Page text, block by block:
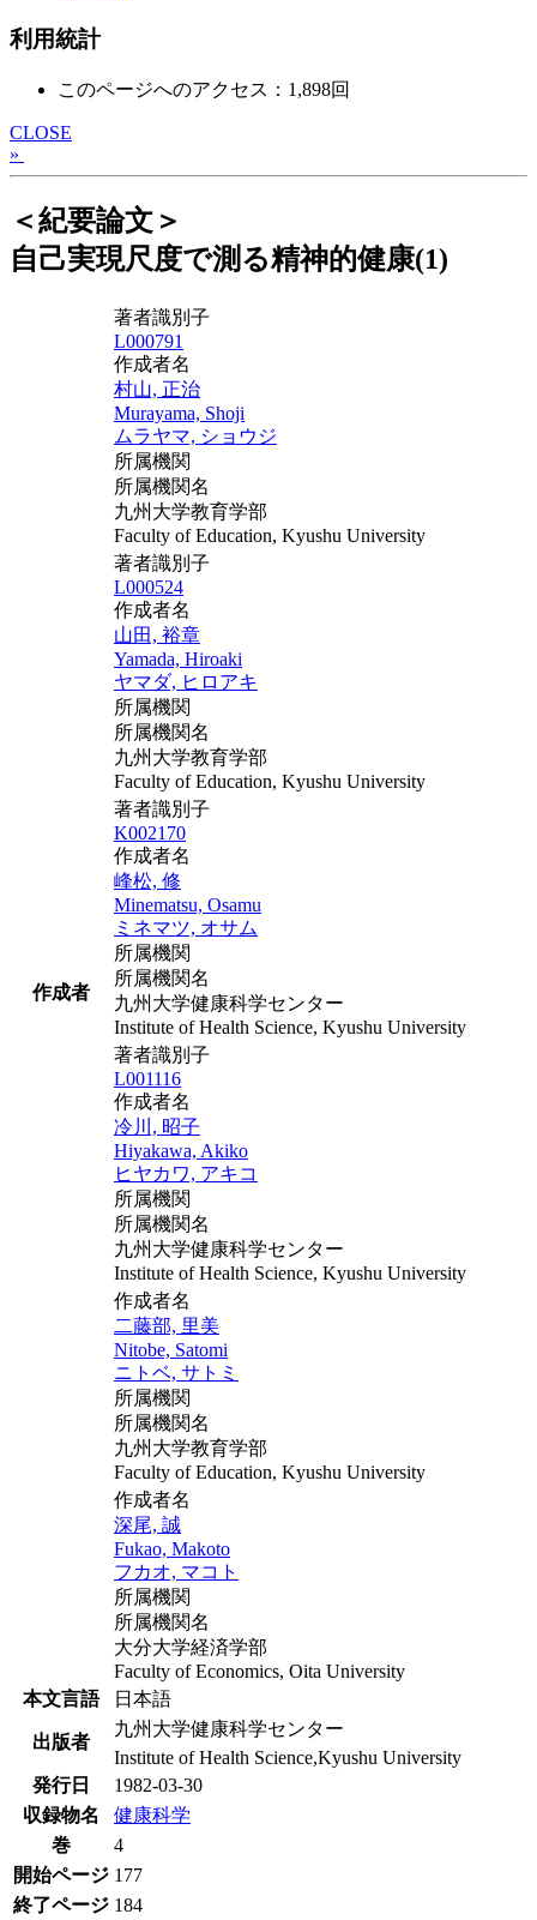
利用統計
このページへのアクセス：1,898回
CLOSE
»
＜紀要論文＞
自己実現尺度で測る精神的健康(1)
作成者
著者識別子
L000791
作成者名
村山, 正治
Murayama, Shoji
ムラヤマ, ショウジ
所属機関
所属機関名
九州大学教育学部
Faculty of Education, Kyushu University
著者識別子
L000524
作成者名
山田, 裕章
Yamada, Hiroaki
ヤマダ, ヒロアキ
所属機関
所属機関名
九州大学教育学部
Faculty of Education, Kyushu University
著者識別子
K002170
作成者名
峰松, 修
Minematsu, Osamu
ミネマツ, オサム
所属機関
所属機関名
九州大学健康科学センター
Institute of Health Science, Kyushu University
著者識別子
L001116
作成者名
冷川, 昭子
Hiyakawa, Akiko
ヒヤカワ, アキコ
所属機関
所属機関名
九州大学健康科学センター
Institute of Health Science, Kyushu University
作成者名
二藤部, 里美
Nitobe, Satomi
ニトベ, サトミ
所属機関
所属機関名
九州大学教育学部
Faculty of Education, Kyushu University
作成者名
深尾, 誠
Fukao, Makoto
フカオ, マコト
所属機関
所属機関名
大分大学経済学部
Faculty of Economics, Oita University
本文言語
日本語
出版者
九州大学健康科学センター
Institute of Health Science,Kyushu University
発行日
1982-03-30
収録物名
健康科学
巻
4
開始ページ 177
終了ページ 184